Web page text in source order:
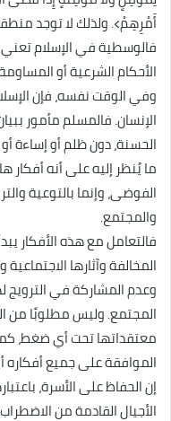
أَمْرِهِمْ﴾. ولذلك لا توجد
فالوسطية في الإسلام تعني
الأحكام الشرعية أو
وفي الوقت نفسه، فإن
الإنسان. فالمسلم مأمور
الحسنة، دون ظلم أو إساءة
ما يُنظر إليه على أنه أفكار
الفوضى، وإنما بالتوعية
والمجتمع.
فالتعامل مع هذه الأفكار
المخالفة وآثارها
وعدم المشاركة في الترويج
المجتمع. وليس مطلوبًا من
معتقداتها تحت أي ضغط، كما
الموافقة على جميع أفكاره
إن الحفاظ على الأسرة،
الأجيال القادمة من